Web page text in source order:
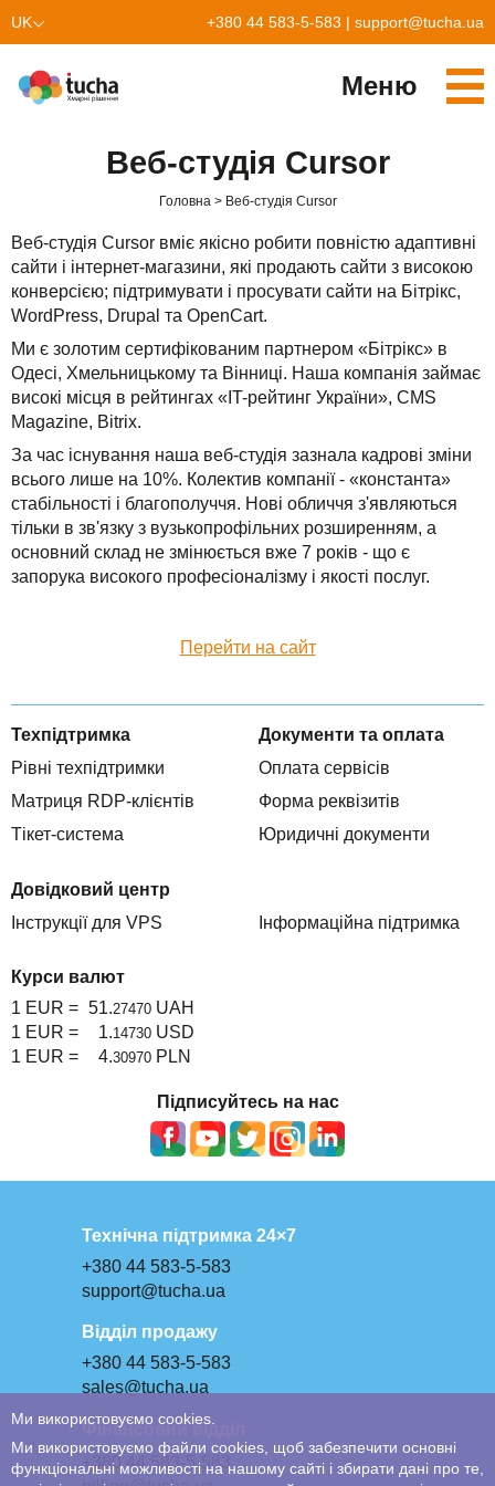
UK +380 44 583-5-583 | support@tucha.ua
Меню
TuchaFlex+
TuchaBit+
TuchaBit
TuchaHost
TuchaMetal
TuchaBackup
TuchaHosting
TuchaSync
Бухгалтерія у хмарі
Хмари для e-commerce
Хостиг сайтів на Laravel
Хостинг CRM
Хостинг сайтів-конструкторів
Віддалений офіс
Реселінг хостингу
Партнерство
Стати партнером
Наші партнери
Відгуки
Блог
Про нас
Компанія
Кар'єра
Контакти
Веб-студія Сursor
Головна Веб-студія Сursor
Веб-студія Сursor вміє якісно робити повністю адаптивні
сайти і інтернет-магазини, які продають сайти з високою
конверсією; підтримувати і просувати сайти на Бітрікс,
WordPress, Drupal та OpenCart.
Ми є золотим сертифікованим партнером «Бітрікс» в
Одесі, Хмельницькому та Вінниці. Наша компанія займає
високі місця в рейтингах «IT-рейтинг України», CMS
Magazine, Bitrix.
За час існування наша веб-студія зазнала кадрові зміни
всього лише на 10%. Колектив компанії - «константа»
стабільності і благополуччя. Нові обличчя з'являються
тільки в зв'язку з вузькопрофільних розширенням, а
основний склад не змінюється вже 7 років - що є
запорука високого професіоналізму і якості послуг.
Перейти на сайт
Техпідтримка
Рівні техпідтримки
Матриця RDP-клієнтів
Тікет-система
Документи та оплата
Оплата сервісів
Форма реквізитів
Юридичні документи
Довідковий центр
Інструкції для VPS
Інформаційна підтримка
Курси валют
1 EUR = 51.27470 UAH
1 EUR =
1.14730 USD
1 EUR =
4.30970 PLN
Підписуйтесь на нас
Технічна підтримка 24×7
+380 44 583-5-583
support@tucha.ua
Відділ продажу
+380 44 583-5-583
sales@tucha.ua
Фінансовий відділ
+380 44 583-5-583
Ми використовуємо cookies.
Ми використовуємо файли cookies, щоб забезпечити основні
функціональні можливості на нашому сайті і збирати дані про те,